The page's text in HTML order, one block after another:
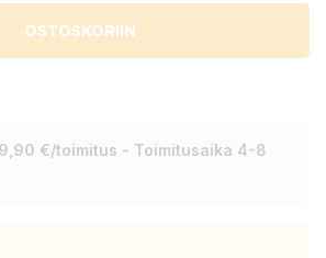
OSTOSKORIIN
€/toimitus - Toimitusaika 4-8